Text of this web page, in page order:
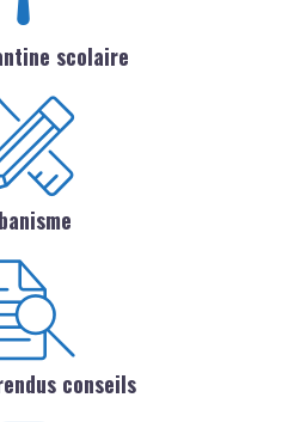
scolaire
conseils